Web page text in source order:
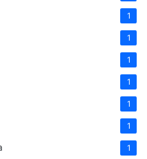
1
1
1
1
1
1
1